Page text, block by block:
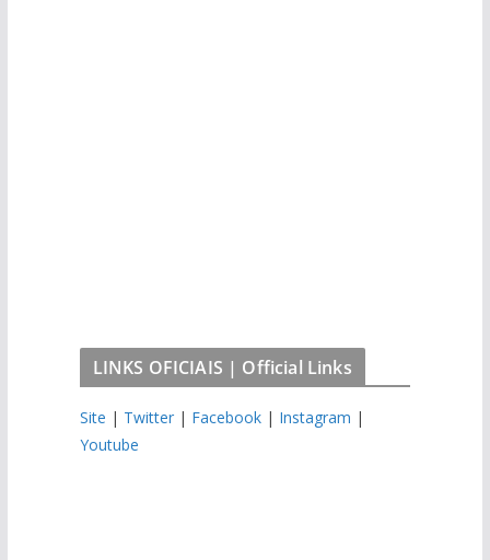
LINKS OFICIAIS | Official Links
Site | Twitter| Facebook| Instagram |
Youtube